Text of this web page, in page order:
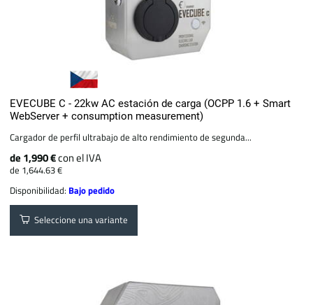
EVECUBE C - 22kw AC estación de carga (OCPP 1.6 + Smart
WebServer + consumption measurement)
Cargador de perfil ultrabajo de alto rendimiento de segunda...
de 1,990 €con el IVA
de 1,644.63 €
Disponibilidad: Bajo pedido
Seleccione una variante